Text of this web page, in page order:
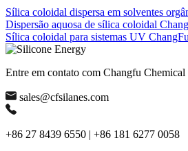
Sílica coloidal dispersa em solventes
Dispersão aquosa de sílica coloidal
Sílica coloidal para sistemas UV
Entre em contato com Changfu Chemical
sales@cfsilanes.com
+86 27 8439 6550 | +86 181 6277 0058